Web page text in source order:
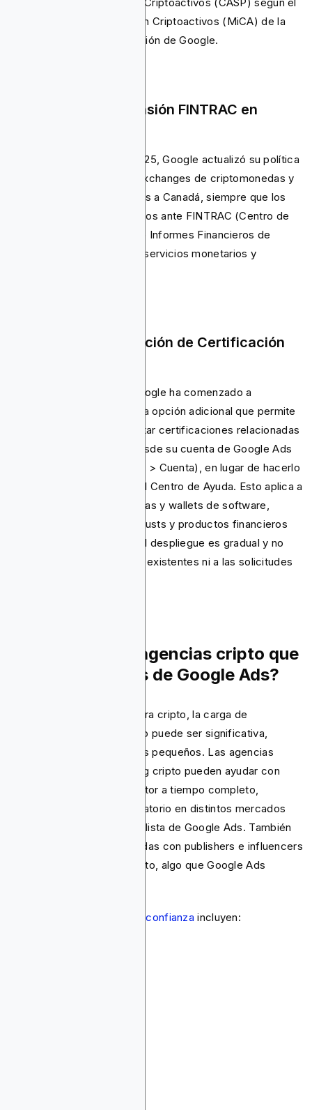
reglamento de Mercados en Criptoactivos (MiCA) de la
UE, además de la certificación de Google.
Julio de 2025: Expansión FINTRAC en
A partir del 16 de julio de 2025, Google actualizó su política
para permitir anuncios de exchanges de criptomonedas y
wallets de software dirigidos a Canadá, siempre que los
anunciantes estén registrados ante FINTRAC (Centro de
Análisis de Transacciones e Informes Financieros de
Canadá) como negocio de servicios monetarios y
Febrero de 2026: Opción de Certificación
Desde febrero de 2026, Google ha comenzado a
desplegar gradualmente una opción adicional que permite
a ciertos anunciantes solicitar certificaciones relacionadas
con cripto directamente desde su cuenta de Google Ads
(en Administrador > Política > Cuenta), en lugar de hacerlo
exclusivamente a través del Centro de Ayuda. Esto aplica a
exchanges de criptomonedas y wallets de software,
wallets de hardware, coin trusts y productos financieros
especulativos complejos. El despliegue es gradual y no
afecta a las certificaciones existentes ni a las solicitudes
¿Qué hay de las agencias cripto que
ofrecen servicios de Google Ads?
Si gestionas Google Ads para cripto, la carga de
certificación y cumplimiento puede ser significativa,
especialmente para equipos pequeños. Las agencias
especializadas en marketing cripto pueden ayudar con
eso. Al trabajar en este sector a tiempo completo,
conocen el panorama regulatorio en distintos mercados
mejor que un gestor generalista de Google Ads. También
tienen relaciones establecidas con publishers e influencers
nativos del ecosistema cripto, algo que Google Ads
agencias cripto de confianza incluyen: